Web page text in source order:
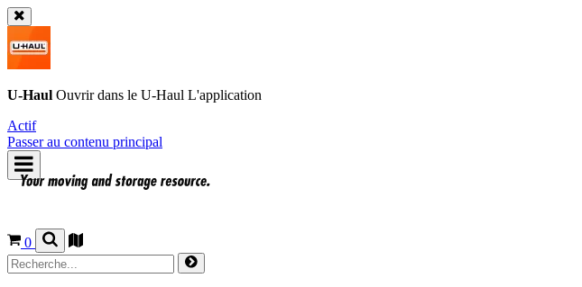
U-Haul Ouvrir dans le U-Haul L'application
Actif
Passer au contenu principal
0